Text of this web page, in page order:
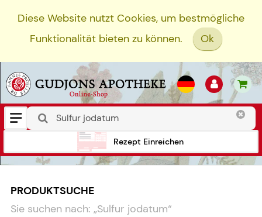
Diese Website nutzt Cookies, um bestmögliche
Funktionalität bieten zu können.
Ok
Rezept Einreichen
PRODUKTSUCHE
Sie suchen nach: „Sulfur jodatum“